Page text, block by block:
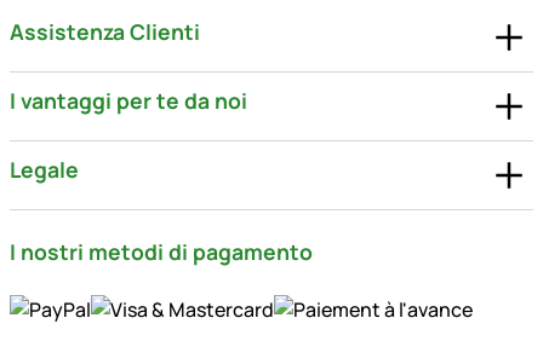
Assistenza Clienti
I vantaggi per te da noi
Legale
I nostri metodi di pagamento